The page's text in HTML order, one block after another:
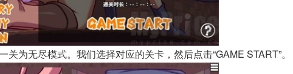
为无尽模式。我们选择对应的关卡，然后点击“GAME START”。